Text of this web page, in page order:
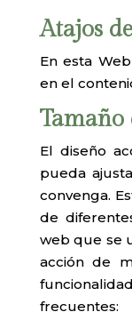
Atajos
En esta
en el
Tamaño
El diseño
pueda
convenga.
de
web que se
acción de
frecuentes: